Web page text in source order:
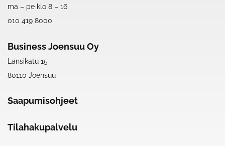
ma – pe klo 8 – 16
010 419 8000
Business Joensuu Oy
Länsikatu 15
80110 Joensuu
Saapumisohjeet
Tilahakupalvelu